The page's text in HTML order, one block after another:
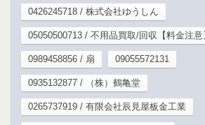
0426245718 / 株式会社ゆうしん
05050500713 / 不用品買取/回収【料金注意
0989458856 / 扇 09055572131
0935132877 / （株）鶴亀堂
0265737919 / 有限会社辰見屋板金工業